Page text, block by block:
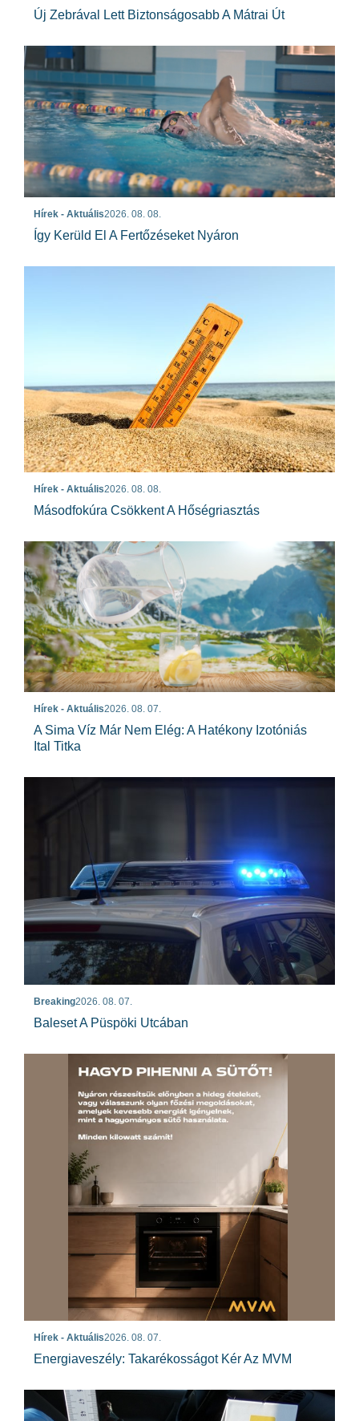
Új Zebrával Lett Biztonságosabb A Mátrai Út
Hírek - Aktuális2026. 08. 08.
Így Kerüld El A Fertőzéseket Nyáron
Hírek - Aktuális2026. 08. 08.
Másodfokúra Csökkent A Hőségriasztás
Hírek - Aktuális2026. 08. 07.
A Sima Víz Már Nem Elég: A Hatékony Izotóniás
Ital Titka
Breaking2026. 08. 07.
Baleset A Püspöki Utcában
Hírek - Aktuális2026. 08. 07.
Energiaveszély: Takarékosságot Kér Az MVM